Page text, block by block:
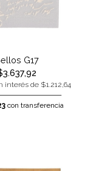
G17
interés de $1.212,64
con transferencia